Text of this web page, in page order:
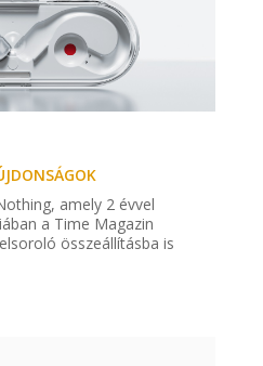
amely 2 évvel
a Time Magazin
összeállításba is